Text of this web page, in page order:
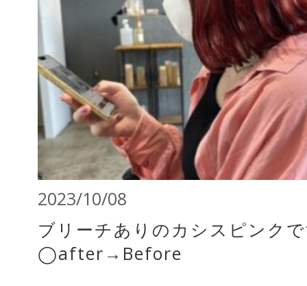
2023/10/08
ブリーチありのカシスピンク
◯after→Before